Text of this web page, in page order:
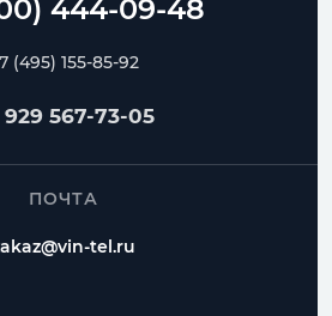
(495) 155-85-92
929 567-73-05
ПОЧТА
tel.ru